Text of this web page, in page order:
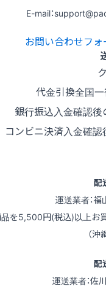
E-mail：
お問い合わせフ
代金引換全国
銀行振込入金確認後
コンビニ決済入金確認
配
運送業者：
品を5,500円(税込)以上お
（沖
配
運送業者：